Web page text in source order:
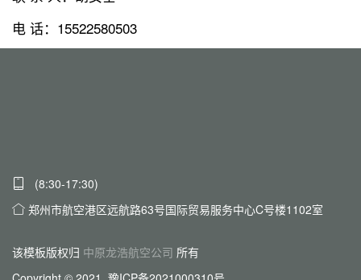
电 话：15522580503
(8:30-17:30)
郑州市航空港区远航路63号国际贸易服务中心C号楼1102室
该模板版权归 中原龙浩航空公司 所有